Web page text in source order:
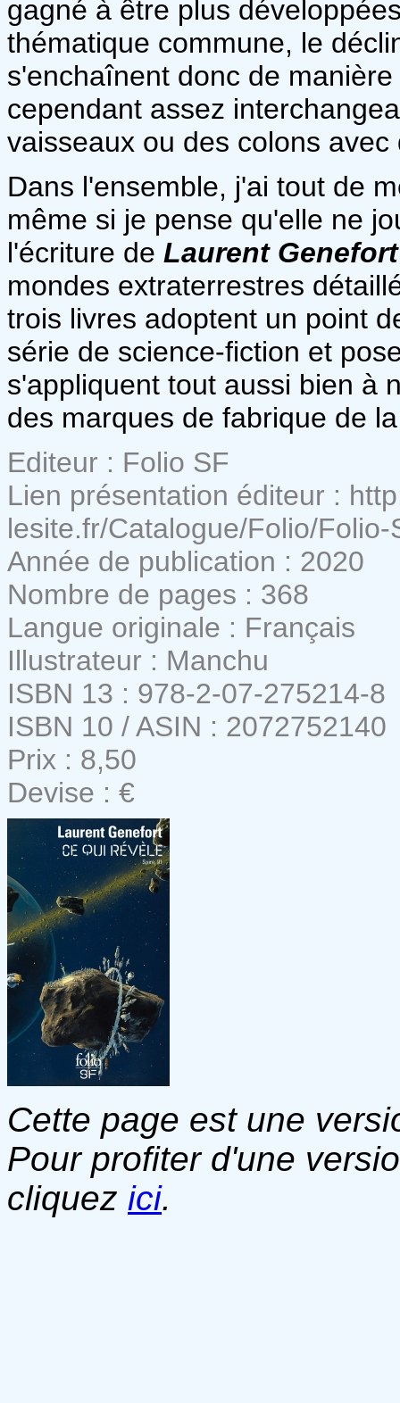
gagné à être plus
thématique commune, le
s'enchaînent donc de
cependant assez
vaisseaux ou des colons
Dans l'ensemble, j'ai tout de
même si je pense qu'elle ne
l'écriture de Laurent Genefort
mondes extraterrestres
trois livres adoptent un point
série de science-fiction et
s'appliquent tout aussi bien à
des marques de fabrique de
Editeur : Folio SF
Lien présentation éditeur :
lesite.fr/Catalogue/Folio/
Année de publication : 2020
Nombre de pages : 368
Langue originale : Français
Illustrateur : Manchu
ISBN 13 : 978-2-07-275214-8
ISBN 10 / ASIN : 2072752140
Prix : 8,50
Devise : €
Cette page est une
Pour profiter d'une
cliquez ici.